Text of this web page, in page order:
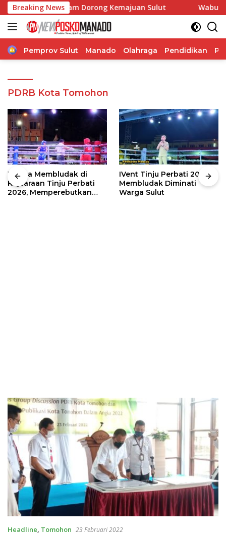
Langsung
ke
konten
Breaking News
Pangdam Dorong Kemajuan Sulut Wabup
Home
Pemprov Sulut Manado Olahraga Pendidikan
PDRB Kota Tomohon
Warga Membludak di
Kejuaraan Tinju Perbati
2026, Memperebutkan
IVent Tinju Perbati 2026
Membludak Diminati
Warga Sulut
Headline, Tomohon 23 Februari 2022